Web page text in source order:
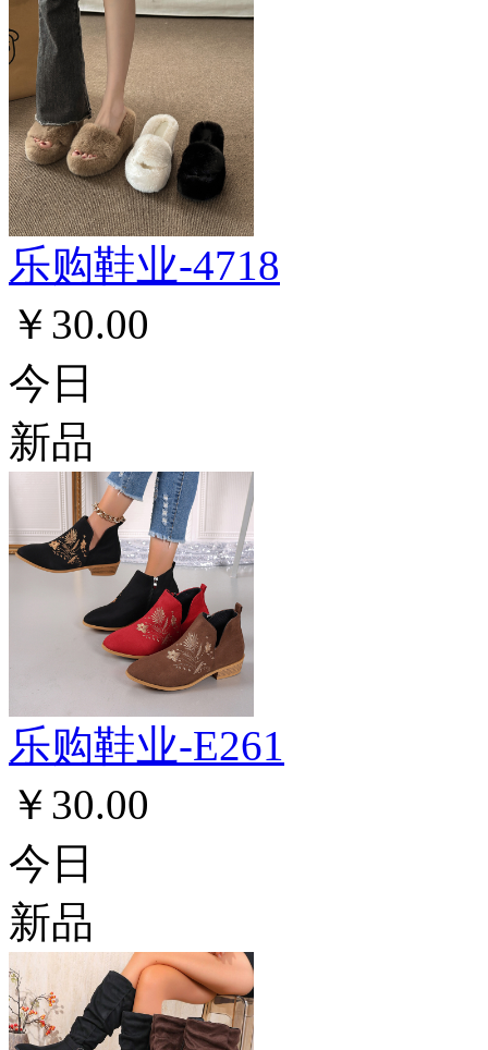
乐购鞋业-4718
￥30.00
今日
新品
乐购鞋业-E261
￥30.00
今日
新品